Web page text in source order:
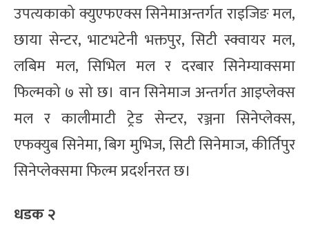
उपत्यकाको क्युएफएक्स सिनेमाअन्तर्गत राइजिङ मल,
छाया सेन्टर, भाटभटेनी भक्तपुर, सिटी स्क्वायर मल,
लबिम मल, सिभिल मल र दरबार सिनेम्याक्समा
फिल्मको ७ सो छ। वान सिनेमाज अन्तर्गत आइप्लेक्स
मल र कालीमाटी ट्रेड सेन्टर, रञ्जना सिनेप्लेक्स,
एफक्युब सिनेमा, बिग मुभिज, सिटी सिनेमाज, कीर्तिपुर
सिनेप्लेक्समा फिल्म प्रदर्शनरत छ।
धडक २